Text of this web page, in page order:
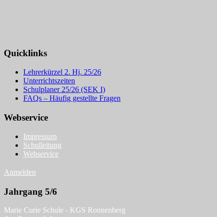
Quicklinks
Lehrerkürzel 2. Hj. 25/26
Unterrichtszeiten
Schulplaner 25/26 (SEK I)
FAQs – Häufig gestellte Fragen
Webservice
Impressum
Schulleitung
Webservice
Anmelden
Jahrgang 5/6
Marie Curie Schule - KGS Ronnenberg